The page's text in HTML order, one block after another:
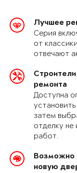
Лучшее
Серия
от
отвечают
ремонта
Доступна
затем
отделку не
работ.
Возможно
новую